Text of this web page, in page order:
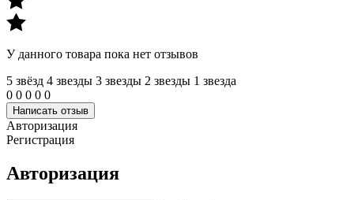
У данного товара пока нет отзывов
5 звёзд 4 звeзды 3 звeзды 2 звeзды 1 звeзда
0 0 0 0 0
Написать отзыв
Авторизация
Регистрация
Авторизация